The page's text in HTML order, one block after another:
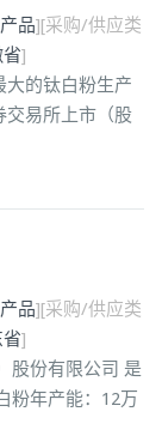
品][采购/供应类
]
大的钛白粉生产
交易所上市（股
品][采购/供应类
]
股份有限公司 是
粉年产能：12万